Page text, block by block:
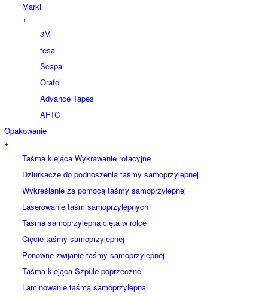
Marki
+
3M
tesa
Scapa
Orafol
Advance Tapes
AFTC
Opakowanie
+
Taśma klejąca Wykrawanie rotacyjne
Dziurkacze do podnoszenia taśmy samoprzylepnej
Wykreślanie za pomocą taśmy samoprzylepnej
Laserowanie taśm samoprzylepnych
Taśma samoprzylepna cięta w rolce
Cięcie taśmy samoprzylepnej
Ponowne zwijanie taśmy samoprzylepnej
Taśma klejąca Szpule poprzeczne
Laminowanie taśmą samoprzylepną